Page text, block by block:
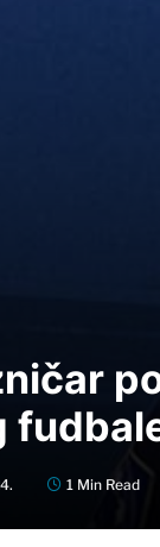
1 Min Read